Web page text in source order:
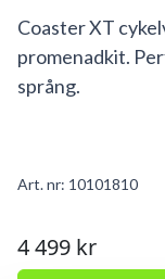
Coaster XT
promenadkit.
språng.
Art. nr: 10101810
4 499 kr